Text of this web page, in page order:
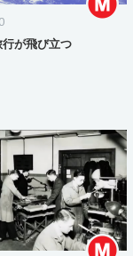
行が飛び立つ